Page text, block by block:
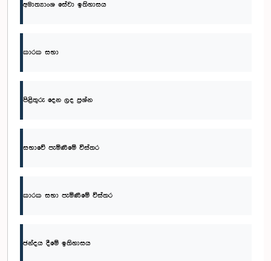
අමාත්‍යාංශ සේවා ඉතිහාසය
කාරක සභා
පිළිතුරු දෙන ලද ප්‍රශ්න
සභාවේ පැමිණීමේ විස්තර
කාරක සභා පැමිණීමේ විස්තර
ඡන්දය දීමේ ඉතිහාසය